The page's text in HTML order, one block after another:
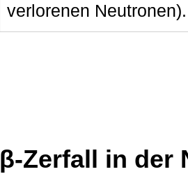
verlorenen Neutronen).
β-Zerfall in der